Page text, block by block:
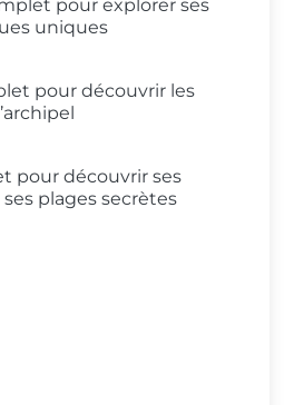
pour explorer ses
uniques
pour découvrir les
pour découvrir ses
plages secrètes